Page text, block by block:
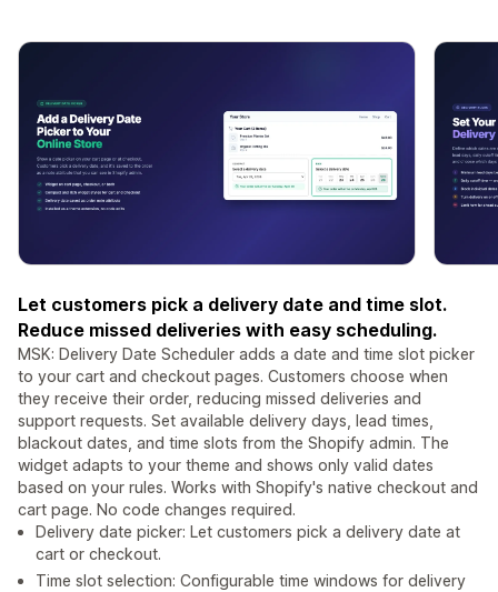
Let customers pick a delivery date and time slot.
Reduce missed deliveries with easy scheduling.
MSK: Delivery Date Scheduler adds a date and time slot picker
to your cart and checkout pages. Customers choose when
they receive their order, reducing missed deliveries and
support requests. Set available delivery days, lead times,
blackout dates, and time slots from the Shopify admin. The
widget adapts to your theme and shows only valid dates
based on your rules. Works with Shopify's native checkout and
cart page. No code changes required.
Delivery date picker: Let customers pick a delivery date at
cart or checkout.
Time slot selection: Configurable time windows for delivery